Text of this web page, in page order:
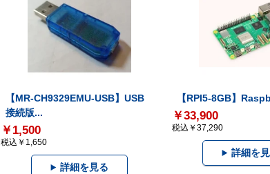
【MR-CH9329EMU-USB】USB
接続版...
￥1,500
税込￥1,650
詳細を見る
【RPI5-8GB】
￥33,900
税込￥37,290
詳細を